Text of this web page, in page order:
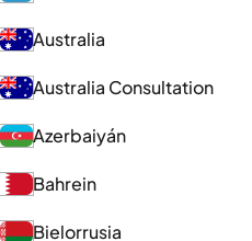
Australia
Australia Consultation
Azerbaiyán
Bahrein
Bielorrusia